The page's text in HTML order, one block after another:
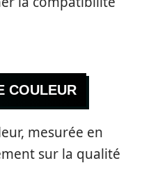
COULEUR
mesurée en
sur la qualité